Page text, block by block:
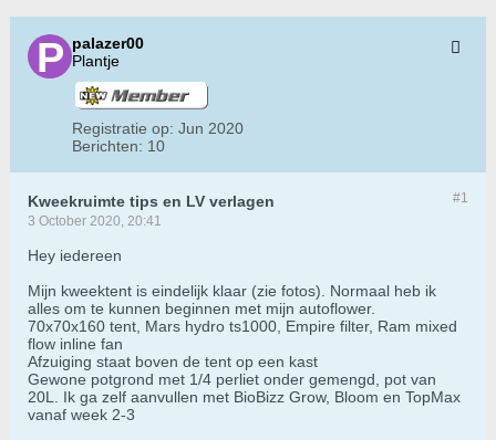
palazer00
Plantje
Registratie op: Jun 2020
Berichten: 10
#1
Kweekruimte tips en LV verlagen
3 October 2020, 20:41
Hey iedereen
Mijn kweektent is eindelijk klaar (zie fotos). Normaal heb ik
alles om te kunnen beginnen met mijn autoflower.
70x70x160 tent, Mars hydro ts1000, Empire filter, Ram mixed
flow inline fan
Afzuiging staat boven de tent op een kast
Gewone potgrond met 1/4 perliet onder gemengd, pot van
20L. Ik ga zelf aanvullen met BioBizz Grow, Bloom en TopMax
vanaf week 2-3